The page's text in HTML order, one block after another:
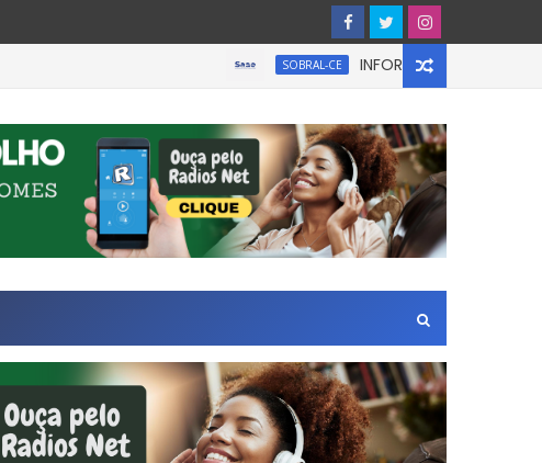
SOBRAL-CE INFORMATIVO À IMPRENSA